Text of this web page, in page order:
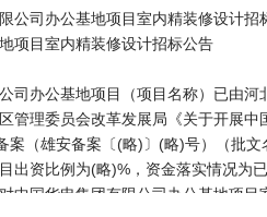
公司办公基地项目室内精装修设计招
项目室内精装修设计招标公告
司办公基地项目（项目名称）已由
管理委员会改革发展局《关于开展
案（雄安备案〔(略)〕(略)号）（批
出资比例为(略)%，资金落实情况为
中国华电集团有限公司办公基地项